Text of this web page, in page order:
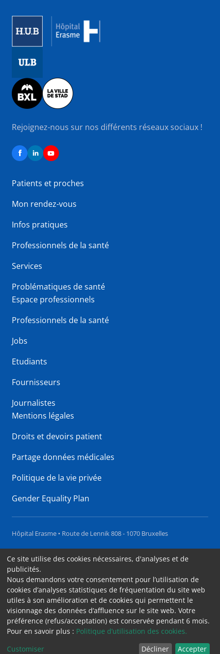
Sommaire
Image
Rejoignez-nous sur nos différents réseaux sociaux !
Patients et proches
Mon rendez-vous
Infos pratiques
Professionnels de la santé
Services
Problématiques de santé
Espace professionnels
Professionnels de la santé
Jobs
Etudiants
Fournisseurs
Journalistes
Mentions légales
Droits et devoirs patient
Partage données médicales
Politique de la vie privée
Gender Equality Plan
Hôpital Erasme • Route de Lennik 808 - 1070 Bruxelles
Accessibilité
Contact
Cookies
Mentions légales
Ce site utilise des cookies nécessaires, d'analyses et de
publicités.
Nous demandons votre consentement pour l’utilisation de
cookies d’analyses statistiques de fréquentation du site web
utiles à son amélioration et de cookies qui permettent le
visionnage des données d’affluence sur le site web. Votre
préférence (refus/acceptation) est conservée pendant 6 mois.
Pour en savoir plus : Politique d’utilisation des cookies.
Customiser
Décliner Accepter